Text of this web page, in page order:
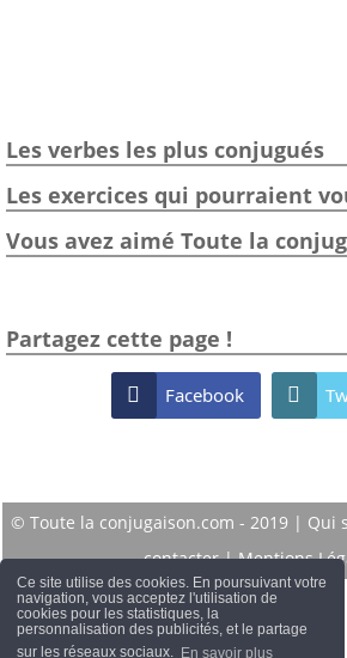
Ce site utilise des cookies. En poursuivant votre
navigation, vous acceptez l'utilisation de
cookies pour les statistiques, la
personnalisation des publicités, et le partage
sur les réseaux sociaux. En savoir plus
Les verbes les plus conjugués
Les exercices qui pourraient
Vous avez aimé Toute la
Partagez cette page !
 Facebook 
© Toute la conjugaison.com - 2019 | Qui
contacter|Mentions